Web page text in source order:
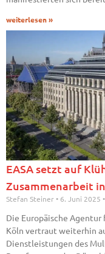
weiterlesen »
EASA setzt auf
Zusammenarbeit
Stefan Steiner 6. Juni 2025
Die Europäische
Köln vertraut weiterhin
Dienstleistungen des